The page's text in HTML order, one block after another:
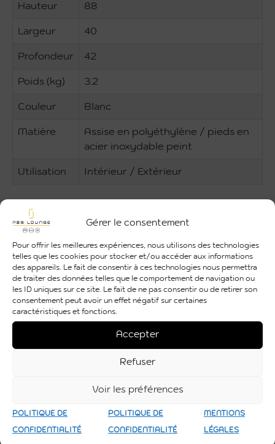
Gérer le consentement
Pour offrir les meilleures expériences, nous utilisons des technologies
telles que les cookies pour stocker et/ou accéder aux informations
des appareils. Le fait de consentir à ces technologies nous permettra
de traiter des données telles que le comportement de navigation ou
les ID uniques sur ce site. Le fait de ne pas consentir ou de retirer son
consentement peut avoir un effet négatif sur certaines
caractéristiques et fonctions.
Accepter
Refuser
Voir les préférences
POLITIQUE DE
CONFIDENTIALITÉ
POLITIQUE DE
CONFIDENTIALITÉ
MENTIONS
LÉGALES
Hauteur 88
Largeur 40
Profondeur 42
Poids (kg) 3.2
Couleur Blanc
Matière
Assise en polyéthylène / pieds en
acier inoxydable peint
Utilisation Intérieur / Extérieur